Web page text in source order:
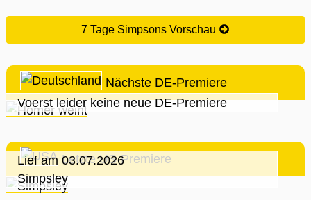
7 Tage Simpsons Vorschau
Nächste DE-Premiere
Voerst leider keine neue DE-Premiere
Letzte US-Premiere
Lief am 03.07.2026
Simpsley